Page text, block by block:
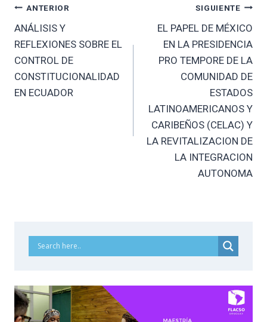
Navegación
de
entradas
ANTERIOR
ANÁLISIS Y
REFLEXIONES SOBRE EL
CONTROL DE
CONSTITUCIONALIDAD
EN ECUADOR
SIGUIENTE
EL PAPEL DE MÉXICO
EN LA PRESIDENCIA
PRO TEMPORE DE LA
COMUNIDAD DE
ESTADOS
LATINOAMERICANOS Y
CARIBEÑOS (CELAC) Y
LA REVITALIZACION DE
LA INTEGRACION
AUTONOMA